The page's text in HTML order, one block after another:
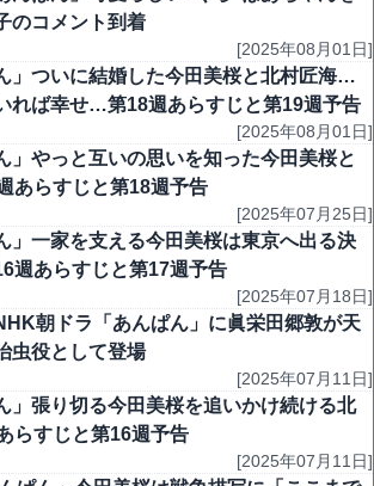
のコメント到着
[2025年08月01日]
」ついに結婚した今田美桜と北村匠海…
れば幸せ…第18週あらすじと第19週予告
[2025年08月01日]
」やっと互いの思いを知った今田美桜と
あらすじと第18週予告
[2025年07月25日]
」一家を支える今田美桜は東京へ出る決
週あらすじと第17週予告
[2025年07月18日]
朝ドラ「あんぱん」に眞栄田郷敦が天
虫役として登場
[2025年07月11日]
」張り切る今田美桜を追いかけ続ける北
らすじと第16週予告
[2025年07月11日]